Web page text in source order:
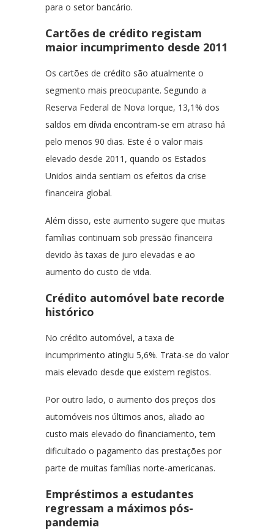
para o setor bancário.
Cartões de crédito registam
maior incumprimento desde 2011
Os cartões de crédito são atualmente o
segmento mais preocupante. Segundo a
Reserva Federal de Nova Iorque, 13,1% dos
saldos em dívida encontram-se em atraso há
pelo menos 90 dias. Este é o valor mais
elevado desde 2011, quando os Estados
Unidos ainda sentiam os efeitos da crise
financeira global.
Além disso, este aumento sugere que muitas
famílias continuam sob pressão financeira
devido às taxas de juro elevadas e ao
aumento do custo de vida.
Crédito automóvel bate recorde
histórico
No crédito automóvel, a taxa de
incumprimento atingiu 5,6%. Trata-se do valor
mais elevado desde que existem registos.
Por outro lado, o aumento dos preços dos
automóveis nos últimos anos, aliado ao
custo mais elevado do financiamento, tem
dificultado o pagamento das prestações por
parte de muitas famílias norte-americanas.
Empréstimos a estudantes
regressam a máximos pós-
pandemia